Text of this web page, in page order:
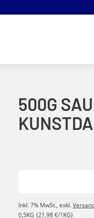
500G
Inkl. 7% MwSt., exkl.
0,5KG (21,98 €/1KG)